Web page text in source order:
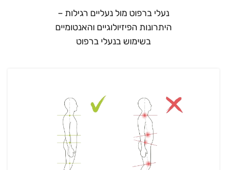
נעלי ברפוט מול נעליים רגילות –
היתרונות הפיזיולוגיים והאנטומיים
בשימוש בנעלי ברפוט